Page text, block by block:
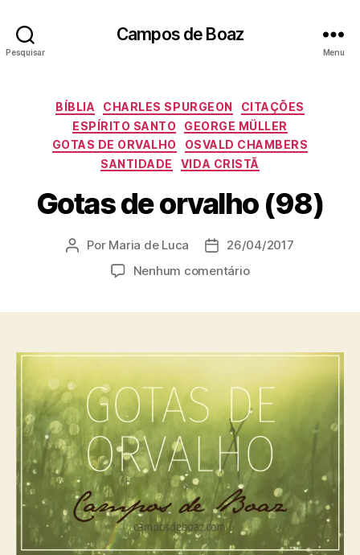
Pesquisar
Campos de Boaz
Menu
C
a
t
e
g
r
a
BÍBLIA CHARLES SPURGEON
CITAÇÕES
ESPÍRITO SANTO
GEORGE MÜLLER
GOTAS DE ORVALHO
OSVALD CHAMBERS
SANTIDADE
VIDA CRISTÃ
Gotas de orvalho (98)
A
r
o
o
t
Por Maria de Luca
D
d
p
i
a
ç
ã
o
26/04/2017
Nenhum comentárioe
a
d
e
o
r
v
a
l
h
o